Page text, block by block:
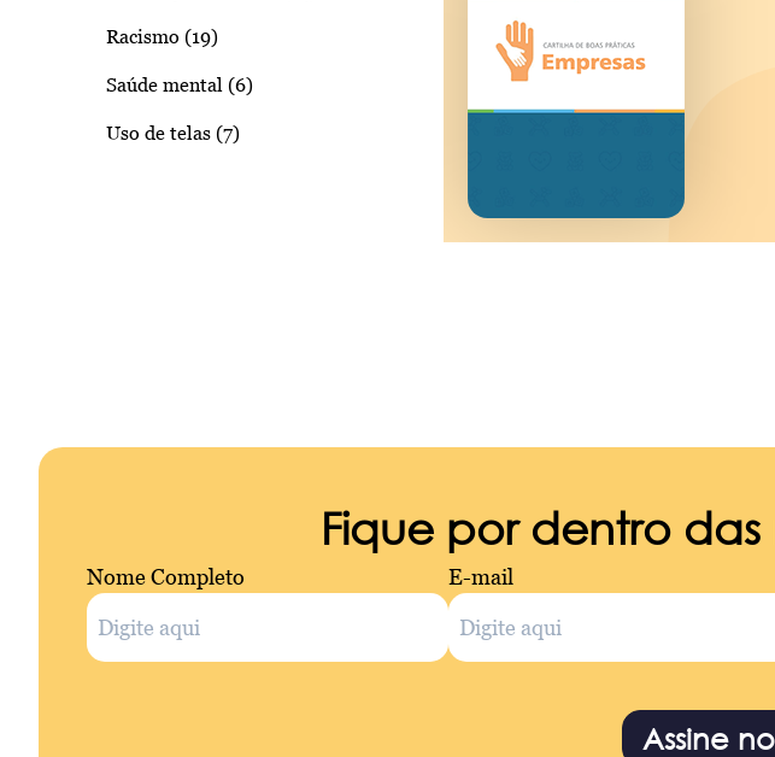
Racismo (19)
Saúde mental (6)
Uso de telas (7)
Fique por dentro
Nome Completo E-mail
Assine